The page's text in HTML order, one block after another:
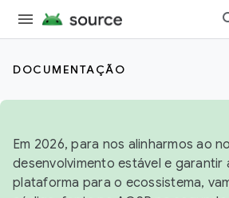
DOCUMENTAÇÃO
Em 2026, para nos alinharmos ao
desenvolvimento estável e garantir
plataforma para o ecossistema,